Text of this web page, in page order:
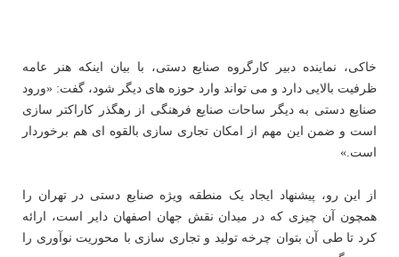
خاکی، نماینده دبیر کارگروه صنایع دستی، با بیان اینکه هنر عامه
ظرفیت بالایی دارد و می تواند وارد حوزه های دیگر شود، گفت: «ورود
صنایع دستی به دیگر ساحات صنایع فرهنگی از رهگذر کاراکتر سازی
است و ضمن این مهم از امکان تجاری سازی بالقوه ای هم برخوردار
است.»
از این رو، پیشنهاد ایجاد یک منطقه ویژه صنایع دستی در تهران را
همچون آن چیزی که در میدان نقش جهان اصفهان دایر است، ارائه
کرد تا طی آن بتوان چرخه تولید و تجاری سازی با محوریت نوآوری را